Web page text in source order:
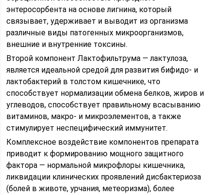
энтеросорбента на основе лигнина, который
связывает, удерживает и выводит из организма
различные виды патогенных микроорганизмов,
внешние и внутренние токсины.
Второй компонент Лактофильтрума — лактулоза,
является идеальной средой для развития бифидо- и
лактобактерий в толстом кишечнике, что
способствует нормализации обмена белков, жиров и
углеводов, способствует правильному всасыванию
витаминов, макро- и микроэлементов, а также
стимулирует неспецифический иммунитет.
Комплексное воздействие компонентов препарата
приводит к формированию мощного защитного
фактора — нормальной микрофлоры кишечника,
ликвидации клинических проявлений дисбактериоза
(болей в животе, урчания, метеоризма), более